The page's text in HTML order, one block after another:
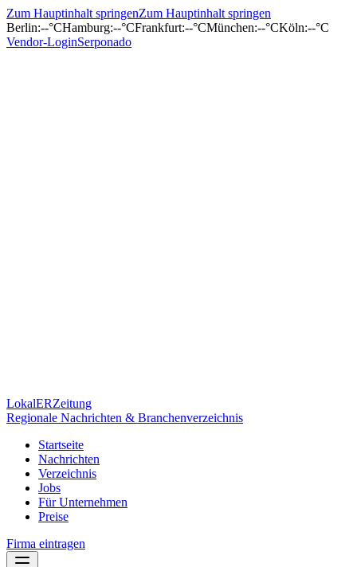
Zum Hauptinhalt springenZum Hauptinhalt springen
Berlin:--°CHamburg:--°CFrankfurt:--°CMünchen:--°CKöln:--°C
Vendor-LoginSerponado
LokalERZeitung
Regionale Nachrichten & Branchenverzeichnis
Startseite
Nachrichten
Verzeichnis
Jobs
Für Unternehmen
Preise
Firma eintragen